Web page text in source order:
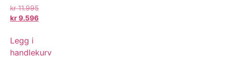
kr11.995
kr9.596
Legg i
handlekurv